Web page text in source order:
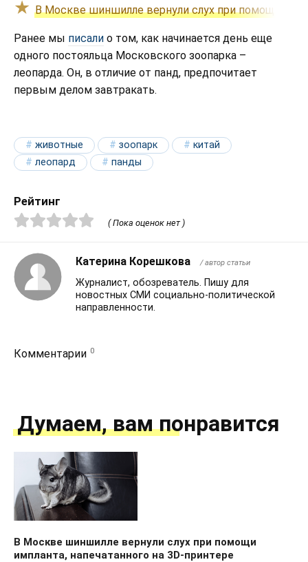
В Москве шиншилле вернули слух при помощи
Ранее мы писали о том, как начинается день еще
одного постояльца Московского зоопарка –
леопарда. Он, в отличие от панд, предпочитает
первым делом завтракать.
животные зоопарк
китай
леопард
панды
Рейтинг
( Пока оценок нет )
Катерина Корешкова / автор статьи
Журналист, обозреватель. Пишу для
новостных СМИ социально-политической
направленности.
Комментарии 0
Думаем, вам понравится
В Москве шиншилле вернули слух при помощи
импланта, напечатанного на 3D-принтере